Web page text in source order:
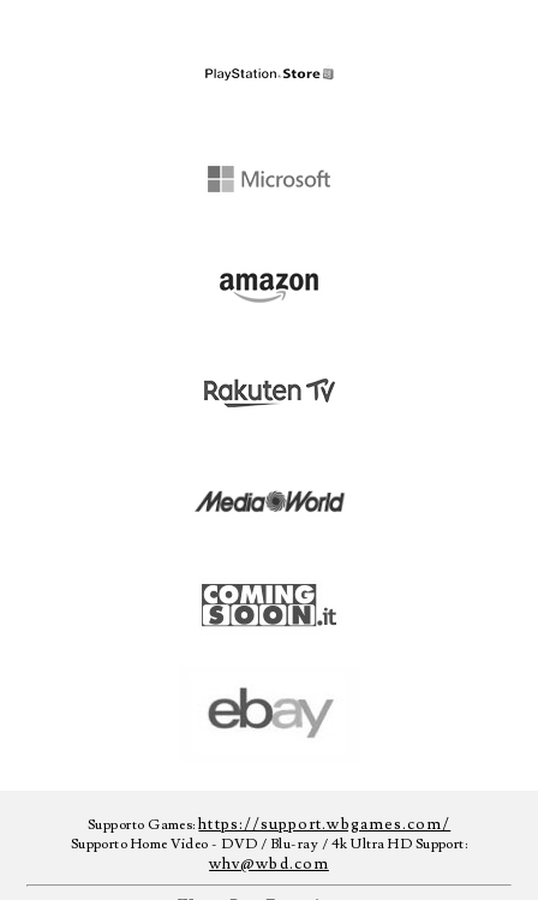
Supporto Games:https://support.wbgames.com/
Supporto Home Video - DVD / Blu-ray / 4k Ultra HD Support:
whv@wbd.com